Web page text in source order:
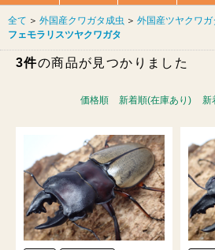
全て ＞ 外国産クワガタ成虫 ＞ 外国産ツヤクワガ
フェモラリスツヤクワガタ
3件の商品が見つかりました
価格順 新着順(在庫あり) 新